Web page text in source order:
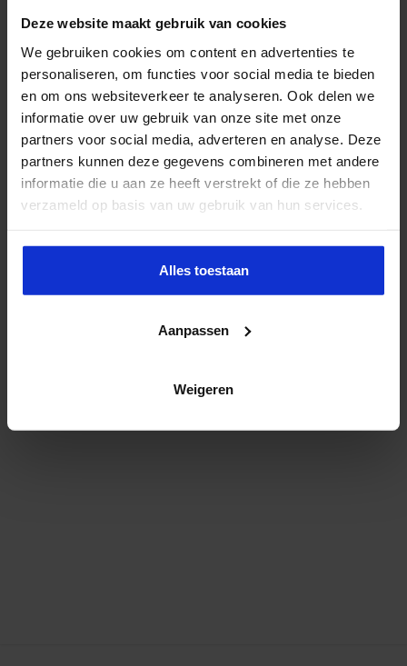
Deze website maakt gebruik van cookies
We gebruiken cookies om content en advertenties te
personaliseren, om functies voor social media te bieden
en om ons websiteverkeer te analyseren. Ook delen we
informatie over uw gebruik van onze site met onze
partners voor social media, adverteren en analyse. Deze
partners kunnen deze gegevens combineren met andere
informatie die u aan ze heeft verstrekt of die ze hebben
verzameld op basis van uw gebruik van hun services.
Alles toestaan
Aanpassen
Weigeren